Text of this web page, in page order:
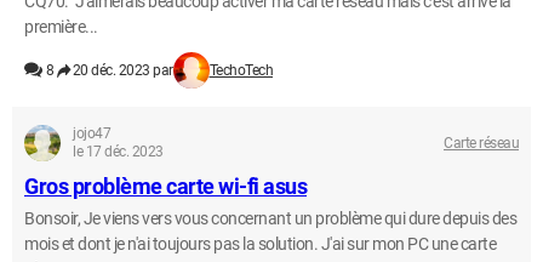
première...
8 20 déc. 2023 par TechoTech
jojo47
le 17 déc. 2023
Carte réseau
Gros problème carte wi-fi asus
Bonsoir, Je viens vers vous concernant un problème qui dure depuis des
mois et dont je n'ai toujours pas la solution. J'ai sur mon PC une carte